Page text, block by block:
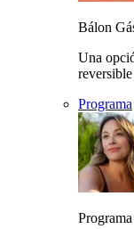
Bálon
Una
Programa
Programa